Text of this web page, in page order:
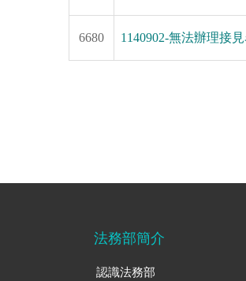
6680 1140902-無法辦理接
法務部簡介
認識法務部